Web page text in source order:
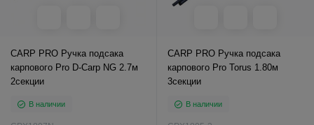
CARP PRO Ручка подсака
карпового Pro D-Carp NG 2.7м
2секции
В наличии
CARP PRO Ручка подсака
карпового Pro Torus 1.80м
3секции
В наличии